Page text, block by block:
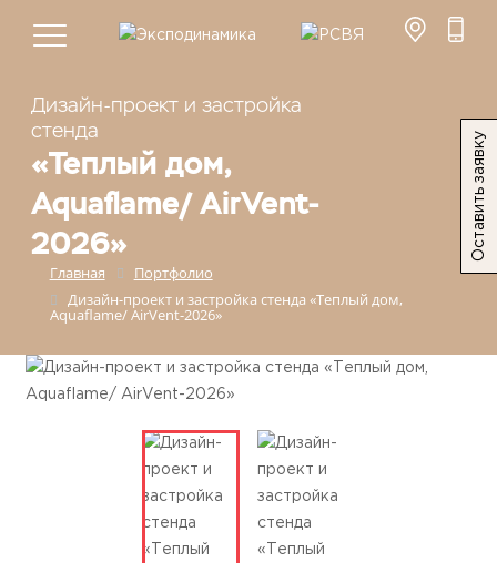
Главная
Портфолио
Дизайн-проект и застройка стенда «Теплый дом,
Aquaflame/ AirVent-2026»
Дизайн-проект и застройка
стенда
«Теплый дом,
Aquaflame/ AirVent-
2026»
Оставить заявку